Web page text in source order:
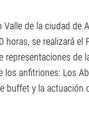
Valle de la ciudad
horas, se realizará
representaciones de
los anfitriones: Los
buffet y la actuación